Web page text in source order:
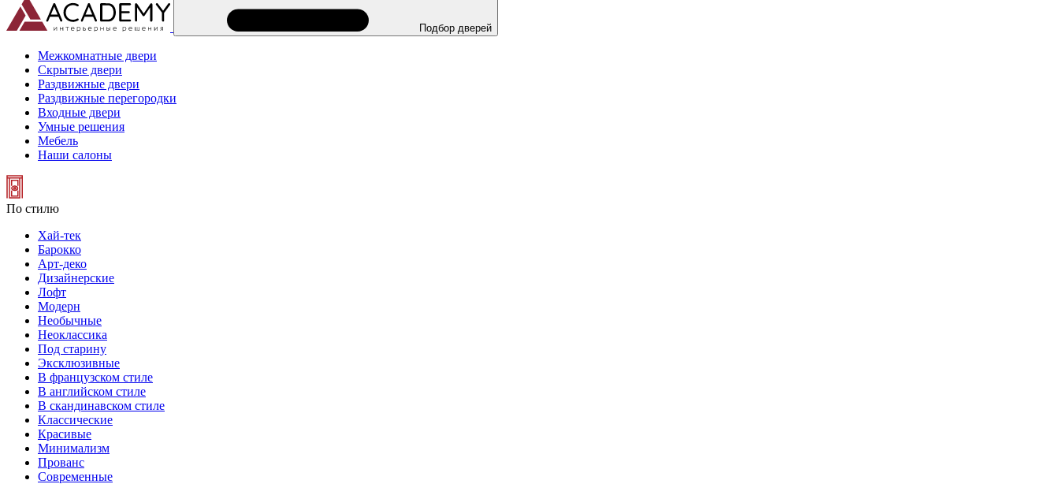
Подбор дверей
Межкомнатные двери
Скрытые двери
Раздвижные двери
Раздвижные перегородки
Входные двери
Умные решения
Мебель
Наши салоны
По стилю
Хай-тек
Барокко
Арт-деко
Дизайнерские
Лофт
Модерн
Необычные
Неоклассика
Под старину
Эксклюзивные
В французском стиле
В английском стиле
В скандинавском стиле
Классические
Красивые
Минимализм
Прованс
Современные